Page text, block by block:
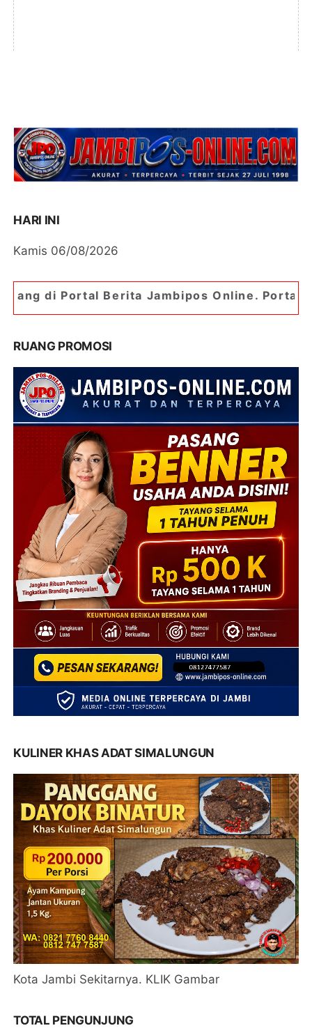
HARI INI
Kamis 06/08/2026
Jambipos Online. Portal Berita Paling
RUANG PROMOSI
KULINER KHAS ADAT SIMALUNGUN
Kota Jambi Sekitarnya. KLIK Gambar
TOTAL PENGUNJUNG